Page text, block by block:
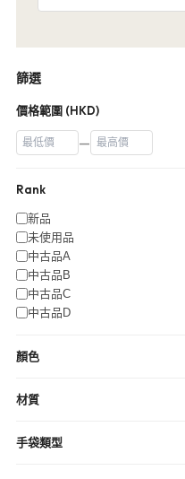
篩選
價格範圍 (HKD)
—
Rank
新品
未使用品
中古品A
中古品B
中古品C
中古品D
顏色
材質
手袋類型